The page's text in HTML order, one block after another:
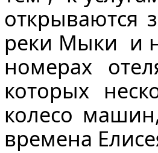
открываются
реки Мыки и
номерах
которых
колесо
времена